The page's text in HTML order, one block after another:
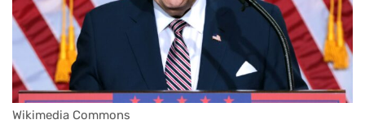
Wikimedia Сommons